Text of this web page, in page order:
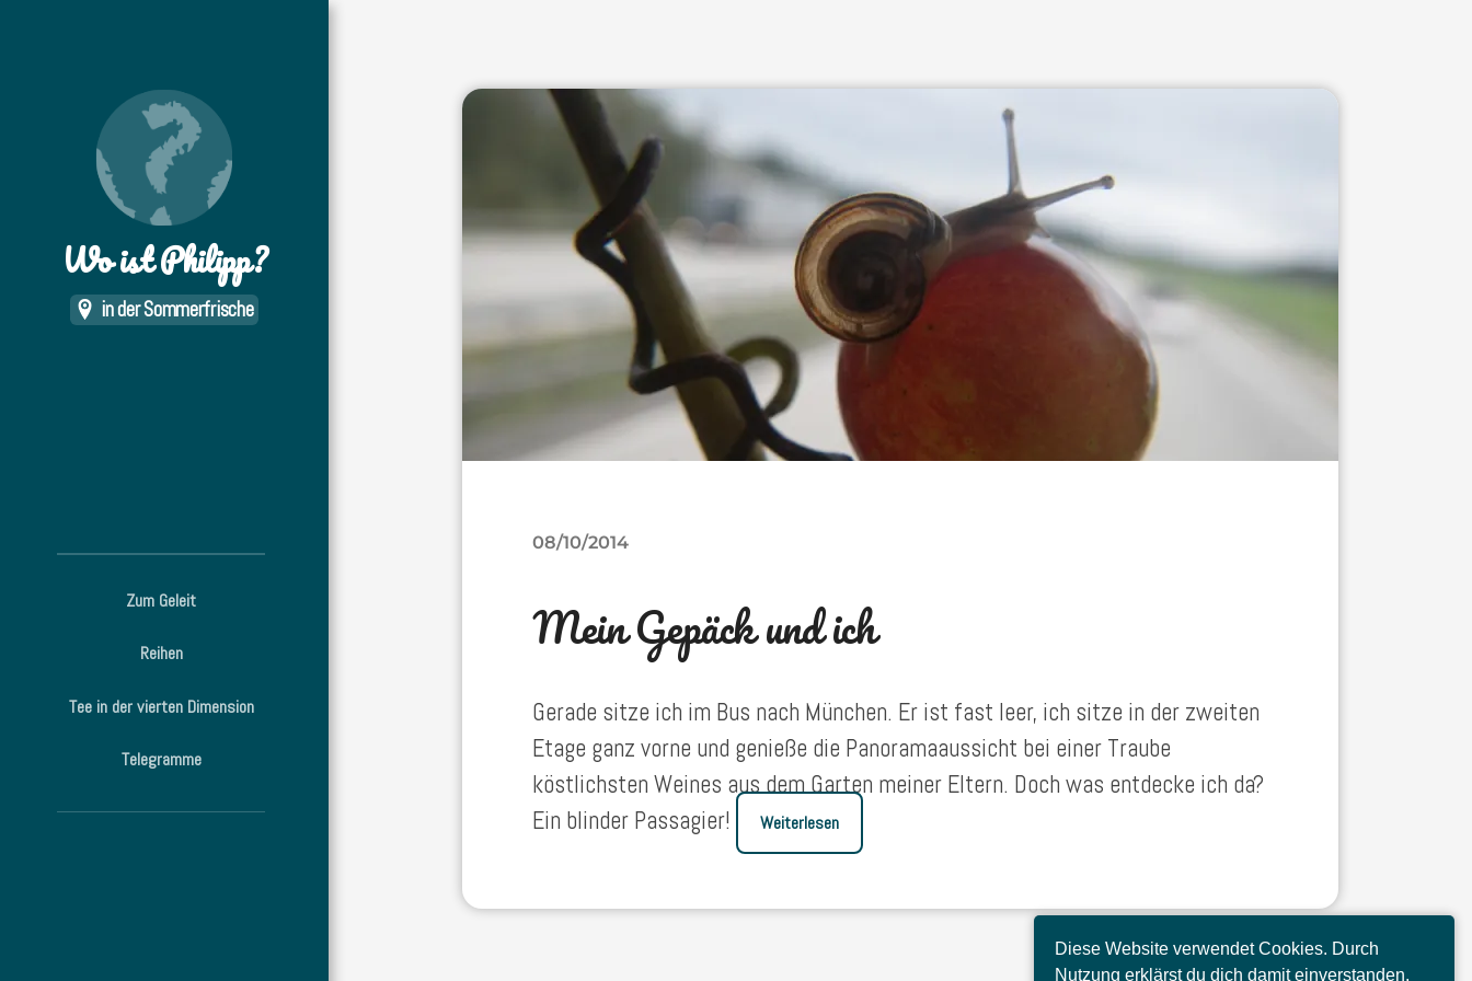
Diese Website verwendet Cookies. Durch
Nutzung erklärst du dich damit einverstanden.
Wo ist Philipp?
in der Sommerfrische
Zum Geleit
Reihen
Tee in der vierten Dimension
Telegramme
08/10/2014
Mein Gepäck und ich
Gerade sitze ich im Bus nach München. Er ist fast leer, ich sitze in der zweiten
Etage ganz vorne und genieße die Panoramaaussicht bei einer Traube
köstlichsten Weines aus dem Garten meiner Eltern. Doch was entdecke ich da?
Ein blinder Passagier!
Weiterlesen